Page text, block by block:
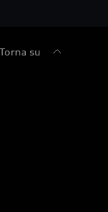
Torna su